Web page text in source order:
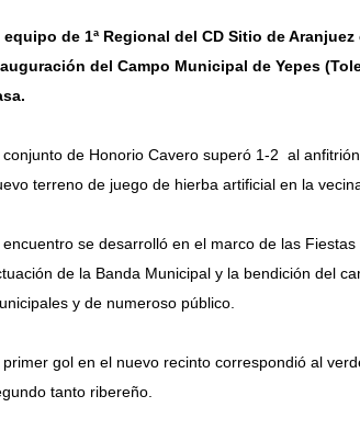
equipo de 1ª Regional del CD Sitio de
del Campo Municipal de Yepes
conjunto de Honorio Cavero superó 1-2 al
terreno de juego de hierba artificial en la
encuentro se desarrolló en el marco de las
de la Banda Municipal y la bendición del
y de numeroso público.
primer gol en el nuevo recinto correspondió al
tanto ribereño.